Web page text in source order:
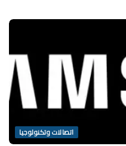
اتصالات وتكنولوجيا